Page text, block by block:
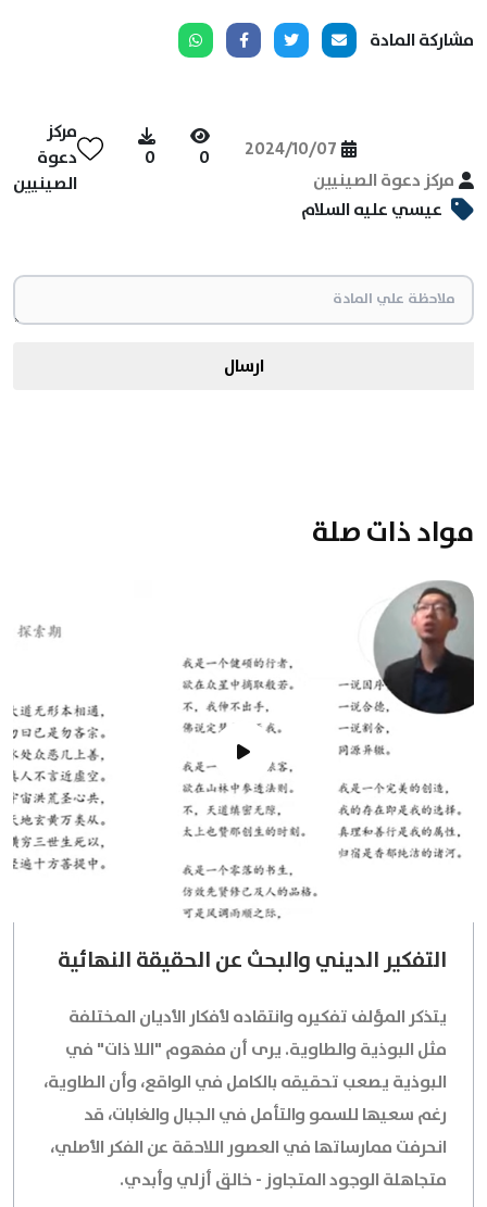
مشاركة المادة
مركز دعوة الصينيين
2024/10/07
0
0
مركز
دعوة
الصينيين
عيسي عليه السلام
ارسال
مواد ذات صلة
التفكير الديني والبحث عن الحقيقة النهائية
يتذكر المؤلف تفكيره وانتقاده لأفكار الأديان المختلفة
مثل البوذية والطاوية. يرى أن مفهوم "اللا ذات" في
البوذية يصعب تحقيقه بالكامل في الواقع، وأن الطاوية،
رغم سعيها للسمو والتأمل في الجبال والغابات، قد
انحرفت ممارساتها في العصور اللاحقة عن الفكر الأصلي،
متجاهلة الوجود المتجاوز - خالق أزلي وأبدي.